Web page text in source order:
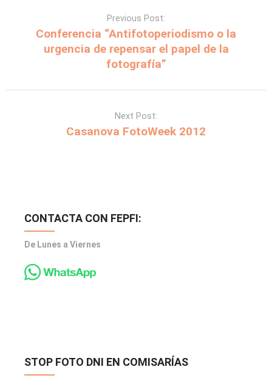
Previous Post:
Conferencia “Antifotoperiodismo o la
urgencia de repensar el papel de la
fotografía”
Next Post:
Casanova FotoWeek 2012
CONTACTA CON FEPFI:
De Lunes a Viernes
STOP FOTO DNI EN COMISARÍAS